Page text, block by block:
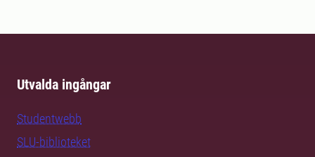
Utvalda ingångar
Studentwebb
SLU-biblioteket